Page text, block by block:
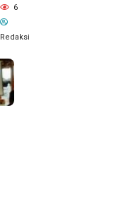
6
Redaksi